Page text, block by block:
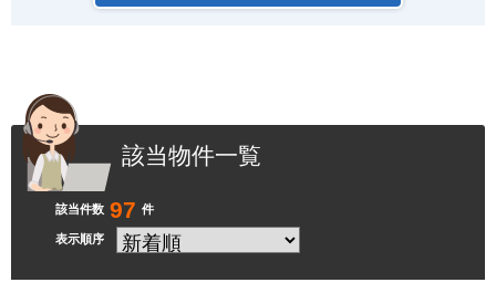
該当物件一覧
該当件数 97 件
表示順序